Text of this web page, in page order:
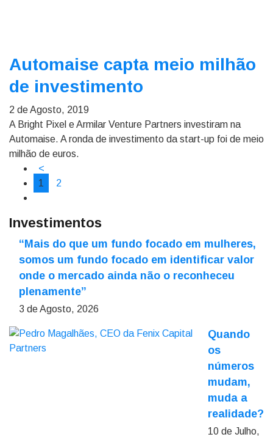
Automaise capta meio milhão
de investimento
2 de Agosto, 2019
A Bright Pixel e Armilar Venture Partners investiram na
Automaise. A ronda de investimento da start-up foi de meio
milhão de euros.
<
1
2
Investimentos
“Mais do que um fundo focado em mulheres,
somos um fundo focado em identificar valor
onde o mercado ainda não o reconheceu
plenamente”
3 de Agosto, 2026
Quando
os
números
mudam,
muda a
realidade?
10 de Julho,